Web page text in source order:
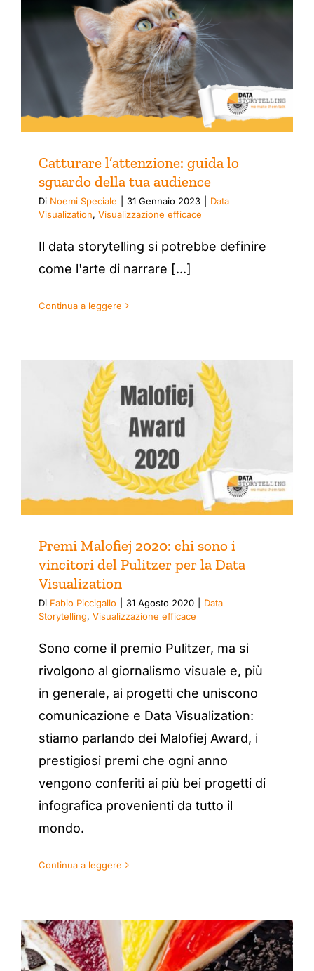
Catturare l’attenzione: guida lo
sguardo della tua audience
Di Noemi Speciale 31 Gennaio 2023
Data
Visualization, Visualizzazione efficace
Il data storytelling si potrebbe definire
come l'arte di narrare [...]
Continua a leggere
Premi Malofiej 2020: chi sono i
vincitori del Pulitzer per la Data
Visualization
Di Fabio Piccigallo 31 Agosto 2020
Data
Storytelling, Visualizzazione efficace
Sono come il premio Pulitzer, ma si
rivolgono al giornalismo visuale e, più
in generale, ai progetti che uniscono
comunicazione e Data Visualization:
stiamo parlando dei Malofiej Award, i
prestigiosi premi che ogni anno
vengono conferiti ai più bei progetti di
infografica provenienti da tutto il
mondo.
Continua a leggere